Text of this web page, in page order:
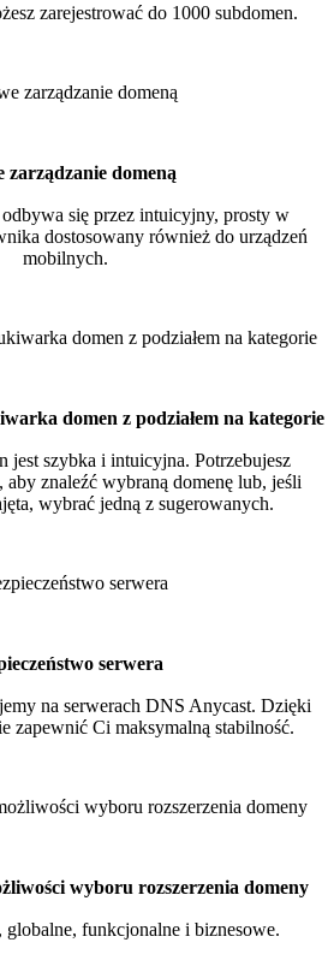
zarejestrować do 1000 subdomen.
zarządzanie domeną
odbywa się przez intuicyjny, prosty w
dostosowany również do urządzeń
mobilnych.
domen z podziałem na kategorie
jest szybka i intuicyjna. Potrzebujesz
znaleźć wybraną domenę lub, jeśli
wybrać jedną z sugerowanych.
serwera
na serwerach DNS Anycast. Dzięki
zapewnić Ci maksymalną stabilność.
wyboru rozszerzenia domeny
funkcjonalne i biznesowe.